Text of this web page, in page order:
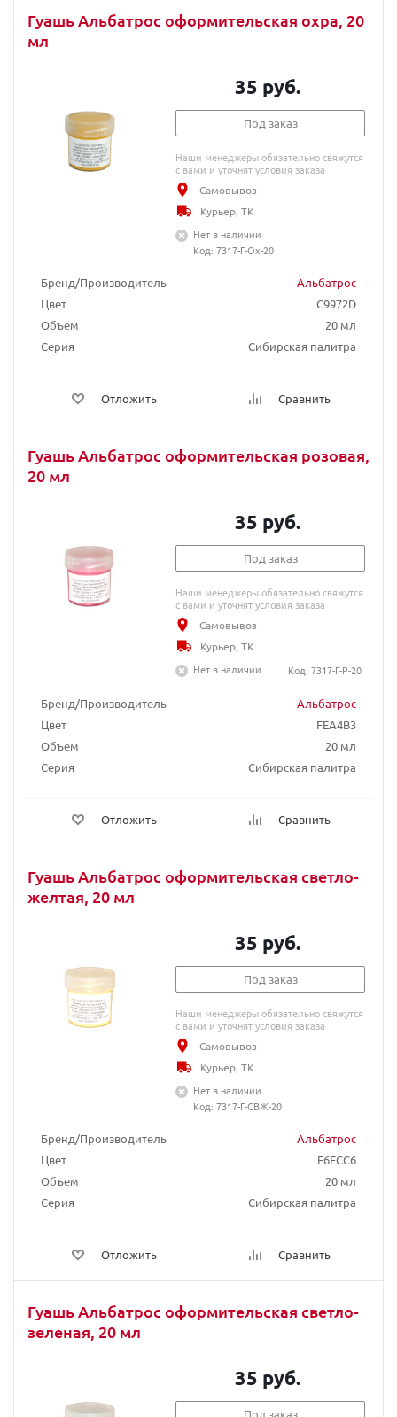
Гуашь Альбатрос оформительская охра, 20
мл
Бренд/Производитель
Альбатрос
Цвет
C9972D
Объем
20 мл
Серия
Сибирская палитра
Отложить Сравнить
35 руб.
Под заказ
Наши менеджеры обязательно свяжутся
с вами и уточнят условия заказа
Самовывоз
Курьер, ТК
Нет в наличии
Код: 7317-Г-Ох-20
Гуашь Альбатрос оформительская розовая,
20 мл
Бренд/Производитель
Альбатрос
Цвет
FEA4B3
Объем
20 мл
Серия
Сибирская палитра
Отложить Сравнить
35 руб.
Под заказ
Наши менеджеры обязательно свяжутся
с вами и уточнят условия заказа
Самовывоз
Курьер, ТК
Нет в наличии
Код: 7317-Г-Р-20
Гуашь Альбатрос оформительская светло-
желтая, 20 мл
Бренд/Производитель
Альбатрос
Цвет
F6ECC6
Объем
20 мл
Серия
Сибирская палитра
Отложить Сравнить
35 руб.
Под заказ
Наши менеджеры обязательно свяжутся
с вами и уточнят условия заказа
Самовывоз
Курьер, ТК
Нет в наличии
Код: 7317-Г-СВЖ-20
Гуашь Альбатрос оформительская светло-
зеленая, 20 мл
35 руб.
Под заказ